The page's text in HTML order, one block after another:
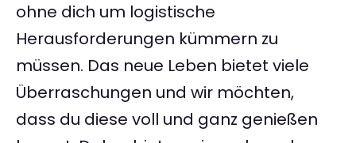
ohne dich um logistische
Herausforderungen kümmern zu
müssen. Das neue Leben bietet viele
Überraschungen und wir möchten,
dass du diese voll und ganz genießen